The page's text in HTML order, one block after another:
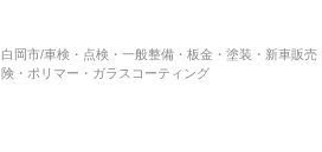
白岡市/車検・点検・一般整備・板金・塗装・新車販
険・ポリマー・ガラスコーティング